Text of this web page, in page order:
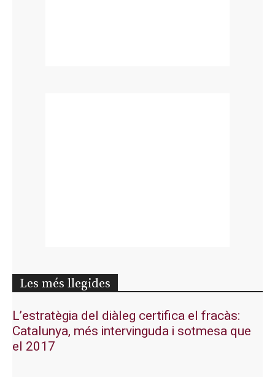
Les més llegides
L’estratègia del diàleg certifica el fracàs:
Catalunya, més intervinguda i sotmesa que
el 2017